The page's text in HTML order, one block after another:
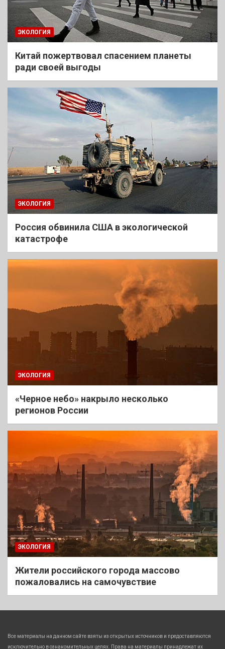
ЭКОЛОГИЯ
Китай пожертвовал спасением планеты
ради своей выгоды
ЭКОЛОГИЯ
Россия обвинила США в экологической
катастрофе
ЭКОЛОГИЯ
«Черное небо» накрыло несколько
регионов России
ЭКОЛОГИЯ
Жители российского города массово
пожаловались на самочувствие
Все материалы на данном сайте взяты из открытых источников и предоставляются
исключительно в ознакомительных целях. Права на материалы принадлежат их